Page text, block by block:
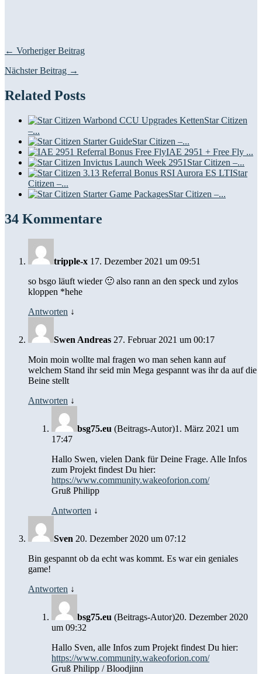
← Vorheriger Beitrag
Nächster Beitrag →
Related Posts
Star Citizen
–...
Star Citizen –...
IAE 2951 + Free Fly ...
Star Citizen –...
Star
Citizen –...
Star Citizen –...
34 Kommentare
tripple-x 17. Dezember 2021 um 09:51
so bsgo läuft wieder 🙂 also rann an den speck und zylos
kloppen *hehe
Antworten ↓
Swen Andreas 27. Februar 2021 um 00:17
Moin moin wollte mal fragen wo man sehen kann auf
welchem Stand ihr seid min Mega gespannt was ihr da auf die
Beine stellt
Antworten ↓
bsg75.eu (Beitrags-Autor)1. März 2021 um
17:47
Hallo Swen, vielen Dank für Deine Frage. Alle Infos
zum Projekt findest Du hier:
https://www.community.wakeoforion.com/
Gruß Philipp
Antworten ↓
Sven 20. Dezember 2020 um 07:12
Bin gespannt ob da echt was kommt. Es war ein geniales
game!
Antworten ↓
bsg75.eu (Beitrags-Autor)20. Dezember 2020
um 09:32
Hallo Sven, alle Infos zum Projekt findest Du hier:
https://www.community.wakeoforion.com/
Gruß Philipp / Bloodjinn